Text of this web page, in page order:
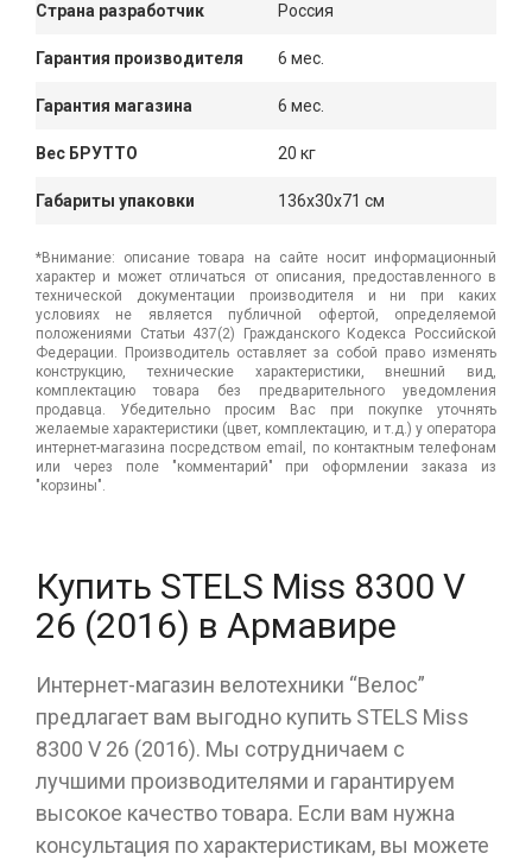
Страна разработчик Россия
Гарантия производителя 6 мес.
Гарантия магазина 6 мес.
Вес БРУТТО 20 кг
Габариты упаковки 136x30x71 см
*Внимание: описание товара на сайте носит информационный
характер и может отличаться от описания, предоставленного в
технической документации производителя и ни при каких
условиях не является публичной офертой, определяемой
положениями Статьи 437(2) Гражданского Кодекса Российской
Федерации. Производитель оставляет за собой право изменять
конструкцию, технические характеристики, внешний вид,
комплектацию товара без предварительного уведомления
продавца. Убедительно просим Вас при покупке уточнять
желаемые характеристики (цвет, комплектацию, и т.д.) у оператора
интернет-магазина посредством email, по контактным телефонам
или через поле "комментарий" при оформлении заказа из
"корзины".
Купить STELS Miss 8300 V
26 (2016) в Армавире
Интернет-магазин велотехники “Велос”
предлагает вам выгодно купить STELS Miss
8300 V 26 (2016). Мы сотрудничаем с
лучшими производителями и гарантируем
высокое качество товара. Если вам нужна
консультация по характеристикам, вы можете